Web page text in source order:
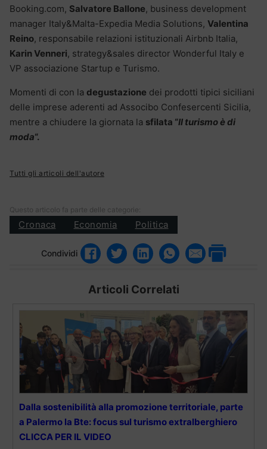
Booking.com, Salvatore Ballone, business development
manager Italy&Malta-Expedia Media Solutions, Valentina
Reino, responsabile relazioni istituzionali Airbnb Italia,
Karin Venneri, strategy&sales director Wonderful Italy e
VP associazione Startup e Turismo.
Momenti di con la degustazione dei prodotti tipici siciliani
delle imprese aderenti ad Associbo Confesercenti Sicilia,
mentre a chiudere la giornata la sfilata “Il turismo è di
moda“.
Tutti gli articoli dell'autore
Questo articolo fa parte delle categorie:
Cronaca Economia Politica
Condividi
Articoli Correlati
Dalla sostenibilità alla promozione territoriale, parte
a Palermo la Bte: focus sul turismo extralberghiero
CLICCA PER IL VIDEO